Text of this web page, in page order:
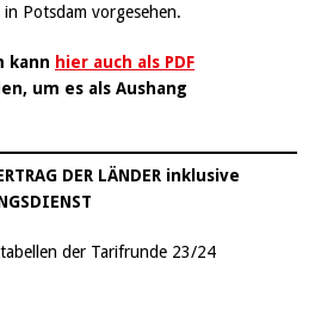
Potsdam vorgesehen.
kann hier auch als PDF
um es als Aushang
DER LÄNDER inklusive
der Tarifrunde 23/24